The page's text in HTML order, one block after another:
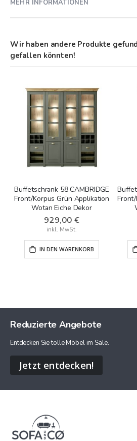
MEHR INFORMATIONEN
Wir haben andere Produkte
gefallen könnten!
Buffetschrank 58 CAMBRIDGE
Front/Korpus Grün Applikation
Wotan Eiche Dekor
929,00 €
IN DEN WARENKORB
Reduzierte Angebote
Entdecken Sie tolle Möbel im Sale.
Jetzt entdecken!